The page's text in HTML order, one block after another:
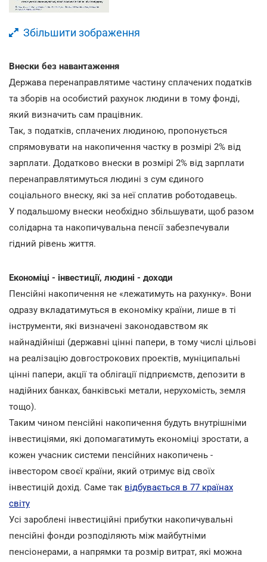
Збільшити зображення
Внески без навантаження
Держава перенаправлятиме частину сплачених податків
та зборів на особистий рахунок людини в тому фонді,
який визначить сам працівник.
Так, з податків, сплачених людиною, пропонується
спрямовувати на накопичення частку в розмірі 2% від
зарплати. Додатково внески в розмірі 2% від зарплати
перенаправлятимуться людині з сум єдиного
соціального внеску, які за неї сплатив роботодавець.
У подальшому внески необхідно збільшувати, щоб разом
солідарна та накопичувальна пенсії забезпечували
гідний рівень життя.
Економіці - інвестиції, людині - доходи
Пенсійні накопичення не «лежатимуть на рахунку». Вони
одразу вкладатимуться в економіку країни, лише в ті
інструменти, які визначені законодавством як
найнадійніші (державні цінні папери, в тому числі цільові
на реалізацію довгострокових проектів, муніципальні
цінні папери, акції та облігації підприємств, депозити в
надійних банках, банківські метали, нерухомість, земля
тощо).
Таким чином пенсійні накопичення будуть внутрішніми
інвестиціями, які допомагатимуть економіці зростати, а
кожен учасник системи пенсійних накопичень -
інвестором своєї країни, який отримує від своїх
інвестицій дохід. Саме так відбувається в 77 країнах
світу
Усі зароблені інвестиційні прибутки накопичувальні
пенсійні фонди розподіляють між майбутніми
пенсіонерами, а напрямки та розмір витрат, які можна